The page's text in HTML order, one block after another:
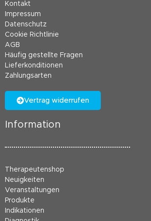
Kontakt
Impressum
Datenschutz
Cookie Richtlinie
AGB
Häufig gestellte Fragen
Lieferkonditionen
Zahlungsarten
Vertrag widerrufen
Information
Therapeutenshop
Neuigkeiten
Veranstaltungen
Produkte
Indikationen